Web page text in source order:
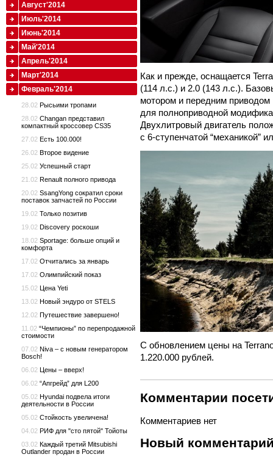
Как и прежде, оснащается
(114 л.с.) и 2.0 (143 л.с.).
мотором и передним приводом
для полноприводной
Двухлитровый двигатель
с 6-ступенчатой “механикой”
С обновлением цены на
1.220.000 рублей.
Комментарии
Комментариев нет
Новый
Август'2014
Июль'2014
Июнь'2014
Май'2014
Апрель'2014
Март'2014
Февраль'2014
28.02 Рысьими тропами
28.02 Changan представил
компактный кроссовер CS35
27.02 Есть 100.000!
26.02 Второе видение
25.02 Успешный старт
21.02 Renault полного привода
20.02 SsangYong сократил сроки
поставок запчастей по России
19.02 Только позитив
19.02 Discovery роскоши
18.02 Sportage: больше опций и
комфорта
17.02 Отчитались за январь
17.02 Олимпийский показ
15.02 Цена Yeti
13.02 Новый эндуро от STELS
12.02 Путешествие завершено!
11.02 “Чемпионы” по перепродажной
стоимости
07.02 Niva – с новым генератором
Bosch!
06.02 Цены – вверх!
06.02 “Апгрейд” для L200
05.02 Hyundai подвела итоги
деятельности в России
05.02 Стойкость увеличена!
04.02 РИФ для "сто пятой" Тойоты
03.02 Каждый третий Mitsubishi
Outlander продан в России